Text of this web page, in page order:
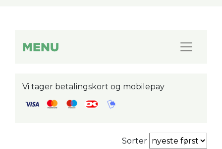
MENU
Vi tager betalingskort og mobilepay
Sorter